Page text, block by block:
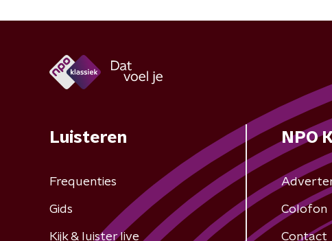
Luisteren
Frequenties
Gids
Kijk & luister live
NPO
Colofon
Contact